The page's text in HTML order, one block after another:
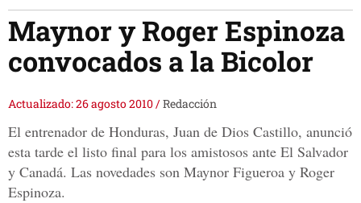
Maynor y Roger Espinoza
convocados a la Bicolor
Actualizado: 26 agosto 2010/Redacción
El entrenador de Honduras, Juan de Dios Castillo, anunció
esta tarde el listo final para los amistosos ante El Salvador
y Canadá. Las novedades son Maynor Figueroa y Roger
Espinoza.